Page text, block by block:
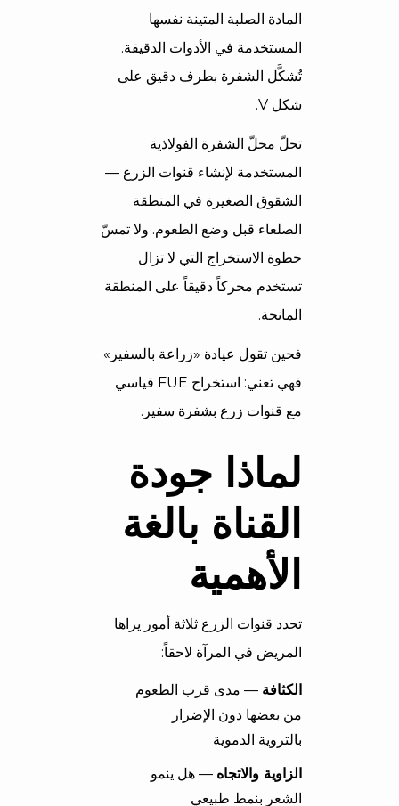
المادة الصلبة المتينة نفسها
المستخدمة في الأدوات الدقيقة.
تُشكَّل الشفرة بطرف دقيق على
شكل V.
تحلّ محلّ الشفرة الفولاذية
المستخدمة لإنشاء قنوات الزرع —
الشقوق الصغيرة في المنطقة
الصلعاء قبل وضع الطعوم. ولا تمسّ
خطوة الاستخراج التي لا تزال
تستخدم محركاً دقيقاً على المنطقة
المانحة.
فحين تقول عيادة «زراعة بالسفير»
فهي تعني: استخراج FUE قياسي
مع قنوات زرع بشفرة سفير.
لماذا جودة
القناة بالغة
الأهمية
تحدد قنوات الزرع ثلاثة أمور يراها
المريض في المرآة لاحقاً:
الكثافة — مدى قرب الطعوم
من بعضها دون الإضرار
بالتروية الدموية
الزاوية والاتجاه — هل ينمو
الشعر بنمط طبيعي